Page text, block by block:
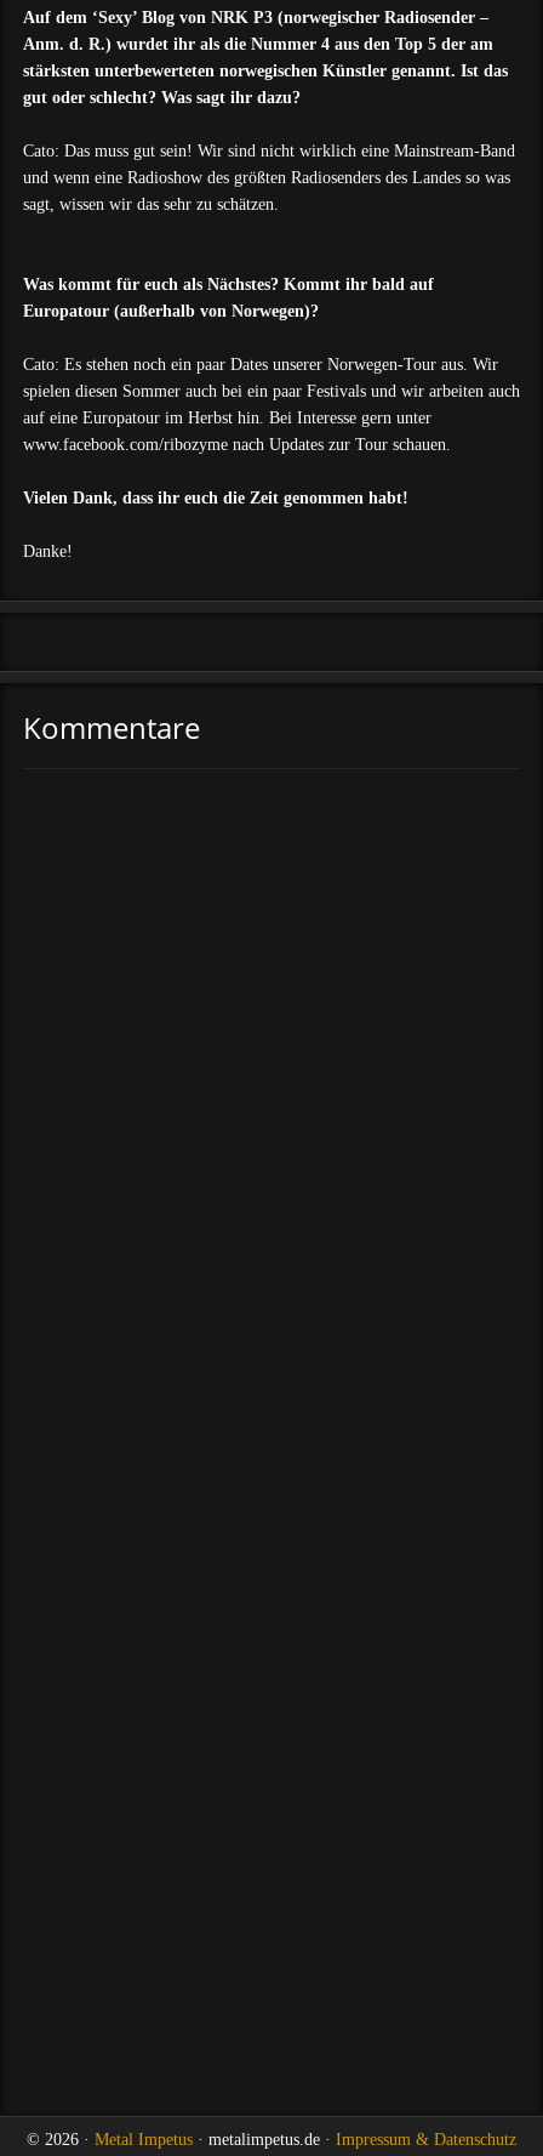
Auf dem ‘Sexy’ Blog von NRK P3 (norwegischer Radiosender –
Anm. d. R.) wurdet ihr als die Nummer 4 aus den Top 5 der am
stärksten unterbewerteten norwegischen Künstler genannt. Ist das
gut oder schlecht? Was sagt ihr dazu?
Cato: Das muss gut sein! Wir sind nicht wirklich eine Mainstream-Band
und wenn eine Radioshow des größten Radiosenders des Landes so was
sagt, wissen wir das sehr zu schätzen.
Was kommt für euch als Nächstes? Kommt ihr bald auf
Europatour (außerhalb von Norwegen)?
Cato: Es stehen noch ein paar Dates unserer Norwegen-Tour aus. Wir
spielen diesen Sommer auch bei ein paar Festivals und wir arbeiten auch
auf eine Europatour im Herbst hin. Bei Interesse gern unter
www.facebook.com/ribozyme nach Updates zur Tour schauen.
Vielen Dank, dass ihr euch die Zeit genommen habt!
Danke!
Kommentare
© 2026 · Metal Impetus · metalimpetus.de · Impressum & Datenschutz